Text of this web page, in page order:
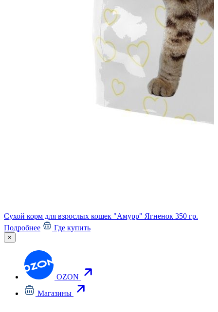
Сухой корм для взрослых кошек "Амурр" Ягненок 350 гр.
Подробнее
Где купить
×
OZON
Магазины